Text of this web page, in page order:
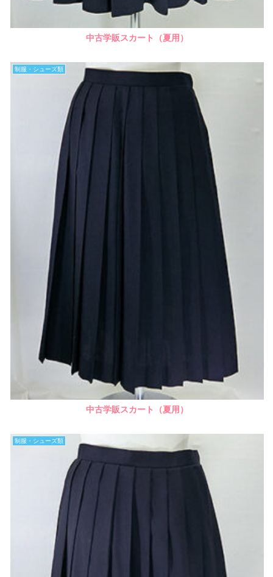
中古学販スカート（夏用）
制服・シューズ類
中古学販スカート（夏用）
制服・シューズ類